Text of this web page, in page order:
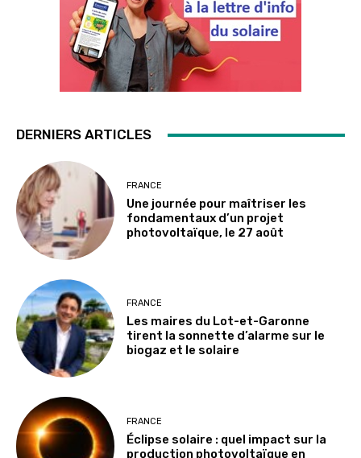
DERNIERS ARTICLES
FRANCE
Une journée pour maîtriser les
fondamentaux d’un projet
photovoltaïque, le 27 août
FRANCE
Les maires du Lot-et-Garonne
tirent la sonnette d’alarme sur le
biogaz et le solaire
FRANCE
Éclipse solaire : quel impact sur la
production photovoltaïque en